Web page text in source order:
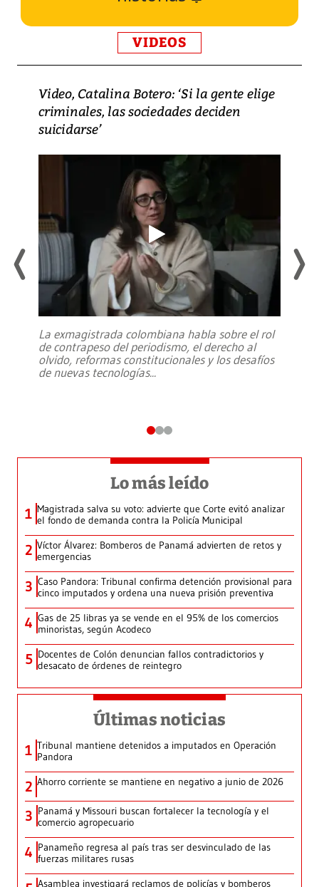
VIDEOS
Video, Catalina Botero: ‘Si la gente elige
criminales, las sociedades deciden
suicidarse’
La exmagistrada colombiana habla sobre el rol
de contrapeso del periodismo, el derecho al
olvido, reformas constitucionales y los desafíos
de nuevas tecnologías...
Lo más leído
1 Magistrada salva su voto: advierte que Corte evitó analizar
el fondo de demanda contra la Policía Municipal
2 Víctor Álvarez: Bomberos de Panamá advierten de retos y
emergencias
3 Caso Pandora: Tribunal confirma detención provisional para
cinco imputados y ordena una nueva prisión preventiva
4 Gas de 25 libras ya se vende en el 95% de los comercios
minoristas, según Acodeco
5 Docentes de Colón denuncian fallos contradictorios y
desacato de órdenes de reintegro
Últimas noticias
1 Tribunal mantiene detenidos a imputados en Operación
Pandora
2 Ahorro corriente se mantiene en negativo a junio de 2026
3 Panamá y Missouri buscan fortalecer la tecnología y el
comercio agropecuario
4 Panameño regresa al país tras ser desvinculado de las
fuerzas militares rusas
Asamblea investigará reclamos de policías y bomberos